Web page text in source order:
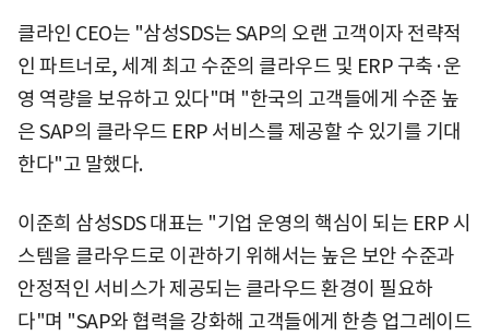
클라인 CEO는 "삼성SDS는 SAP의 오랜 고객이자 전략적
인 파트너로, 세계 최고 수준의 클라우드 및 ERP 구축·운
영 역량을 보유하고 있다"며 "한국의 고객들에게 수준 높
은 SAP의 클라우드 ERP 서비스를 제공할 수 있기를 기대
한다"고 말했다.
이준희 삼성SDS 대표는 "기업 운영의 핵심이 되는 ERP 시
스템을 클라우드로 이관하기 위해서는 높은 보안 수준과
안정적인 서비스가 제공되는 클라우드 환경이 필요하
다"며 "SAP와 협력을 강화해 고객들에게 한층 업그레이드